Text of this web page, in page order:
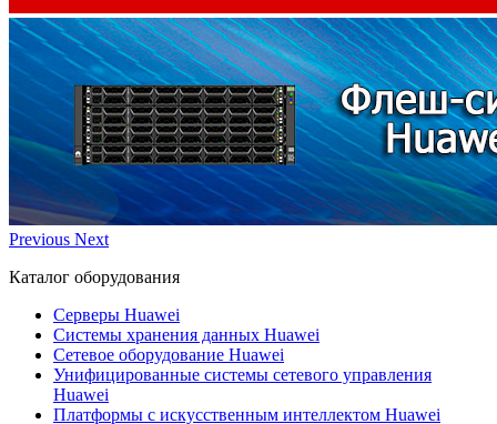
Previous Next
Каталог оборудования
Серверы Huawei
Системы хранения данных Huawei
Сетевое оборудование Huawei
Унифицированные системы сетевого управления
Huawei
Платформы с искусственным интеллектом Huawei